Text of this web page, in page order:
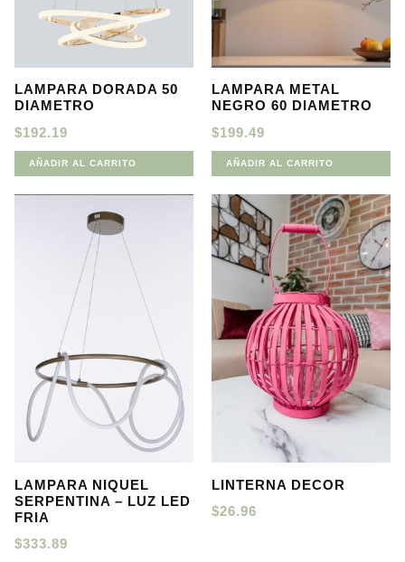
LAMPARA DORADA 50
DIAMETRO
$192.19
AÑADIR AL CARRITO
LAMPARA METAL
NEGRO 60 DIAMETRO
$199.49
AÑADIR AL CARRITO
LAMPARA NIQUEL
SERPENTINA – LUZ LED
FRIA
$333.89
LINTERNA DECOR
$26.96